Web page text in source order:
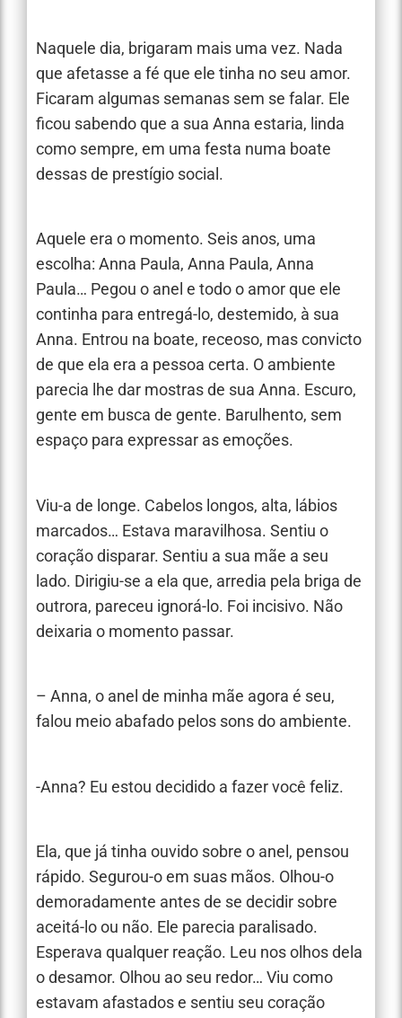
Naquele dia, brigaram mais uma vez. Nada
que afetasse a fé que ele tinha no seu amor.
Ficaram algumas semanas sem se falar. Ele
ficou sabendo que a sua Anna estaria, linda
como sempre, em uma festa numa boate
dessas de prestígio social.
Aquele era o momento. Seis anos, uma
escolha: Anna Paula, Anna Paula, Anna
Paula… Pegou o anel e todo o amor que ele
continha para entregá-lo, destemido, à sua
Anna. Entrou na boate, receoso, mas convicto
de que ela era a pessoa certa. O ambiente
parecia lhe dar mostras de sua Anna. Escuro,
gente em busca de gente. Barulhento, sem
espaço para expressar as emoções.
Viu-a de longe. Cabelos longos, alta, lábios
marcados… Estava maravilhosa. Sentiu o
coração disparar. Sentiu a sua mãe a seu
lado. Dirigiu-se a ela que, arredia pela briga de
outrora, pareceu ignorá-lo. Foi incisivo. Não
deixaria o momento passar.
– Anna, o anel de minha mãe agora é seu,
falou meio abafado pelos sons do ambiente.
-Anna? Eu estou decidido a fazer você feliz.
Ela, que já tinha ouvido sobre o anel, pensou
rápido. Segurou-o em suas mãos. Olhou-o
demoradamente antes de se decidir sobre
aceitá-lo ou não. Ele parecia paralisado.
Esperava qualquer reação. Leu nos olhos dela
o desamor. Olhou ao seu redor… Viu como
estavam afastados e sentiu seu coração